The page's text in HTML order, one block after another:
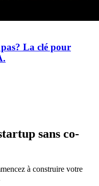
La clé pour
sans co-
à construire votre